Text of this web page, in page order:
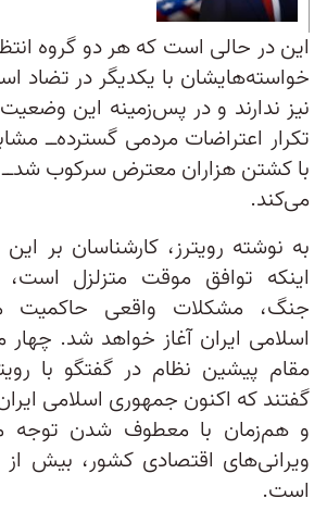
این در حالی است که هر دو گروه
خواسته‌هایشان با یکدیگر در تضاد
نیز ندارند و در پس‌زمینه این
تکرار اعتراضات مردمی گسترده‌ــ
با کشتن هزاران معترض سرکوب
می‌کند.
به نوشته رویترز، کارشناسان بر این
اینکه توافق موقت متزلزل
جنگ، مشکلات واقعی حاکمیت
اسلامی ایران آغاز خواهد شد. چهار
مقام پیشین نظام در گفتگو با
گفتند که اکنون جمهوری اسلامی
و هم‌زمان با معطوف شدن توجه
ویرانی‌های اقتصادی کشور، بیش
است.